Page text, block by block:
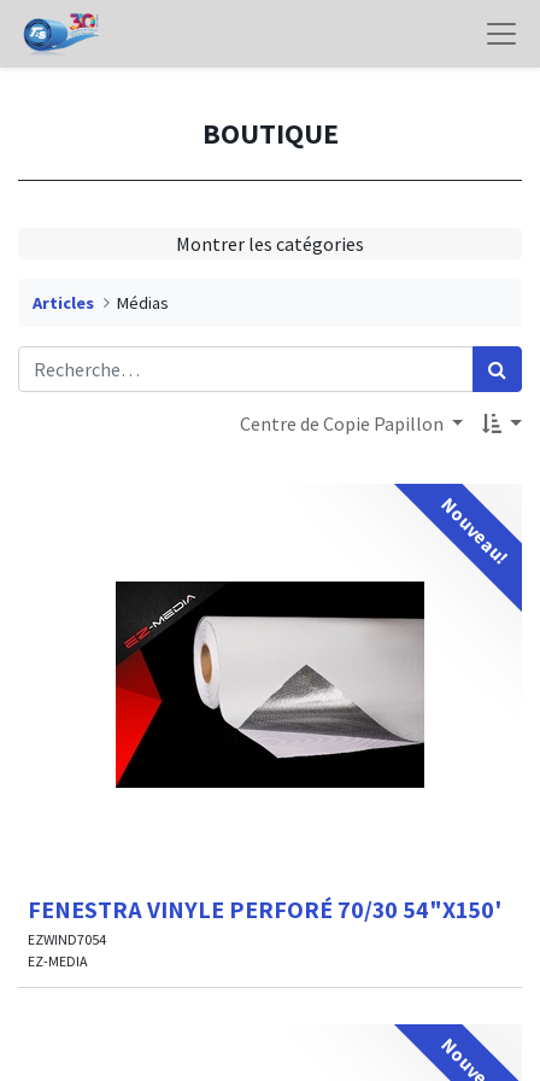
BOUTIQUE
Montrer les catégories
Articles Médias
Centre de Copie Papillon
FENESTRA VINYLE PERFORÉ 70/30 54"X150'
EZWIND7054
EZ-MEDIA
Nouveau!